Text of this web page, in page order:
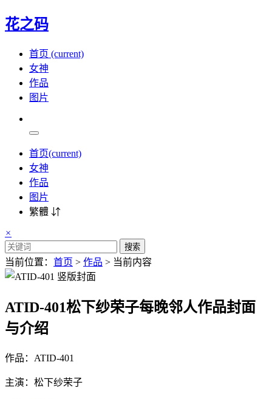
花之码
首页 (current)
女神
作品
图片
首页(current)
女神
作品
图片
繁體 ⇵
×
搜索
当前位置： 首页 > 作品 > 当前内容
ATID-401松下纱荣子每晚邻人作品封面
与介绍
作品：ATID-401
主演：松下纱荣子